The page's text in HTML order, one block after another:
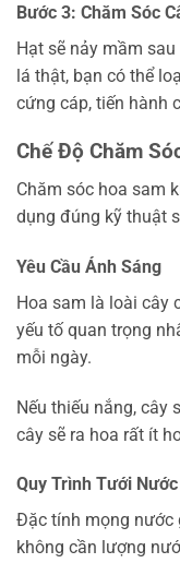
Bước 3: Chăm Sóc
Hạt sẽ nảy mầm
lá thật, bạn có thể
cứng cáp, tiến hành
Chế Độ Chăm
Chăm sóc hoa sam
dụng đúng kỹ thuật
Yêu Cầu Ánh Sáng
Hoa sam là loài cây
yếu tố quan trọng
mỗi ngày.
Nếu thiếu nắng, cây
cây sẽ ra hoa rất ít
Quy Trình Tưới
Đặc tính mọng nước
không cần lượng